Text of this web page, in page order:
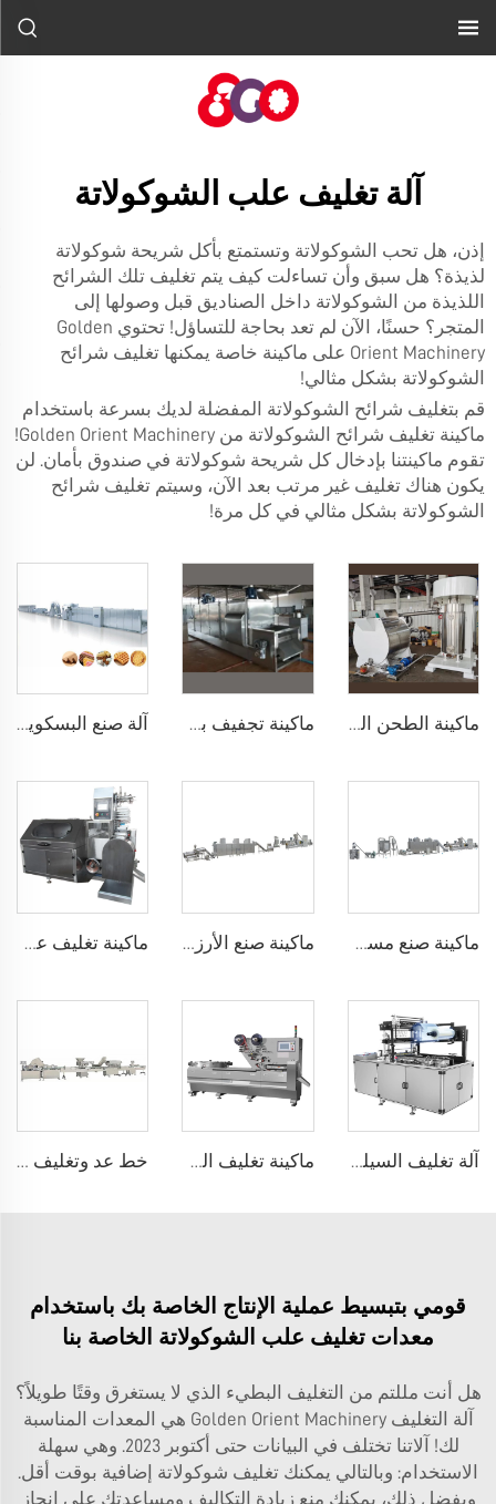
آلة تغليف علب الشوكولاتة
إذن، هل تحب الشوكولاتة وتستمتع بأكل شريحة شوكولاتة
لذيذة؟ هل سبق وأن تساءلت كيف يتم تغليف تلك الشرائح
اللذيذة من الشوكولاتة داخل الصناديق قبل وصولها إلى
المتجر؟ حسنًا، الآن لم تعد بحاجة للتساؤل! تحتوي Golden
Orient Machinery على ماكينة خاصة يمكنها تغليف شرائح
الشوكولاتة بشكل مثالي!
قم بتغليف شرائح الشوكولاتة المفضلة لديك بسرعة باستخدام
ماكينة تغليف شرائح الشوكولاتة من Golden Orient Machinery!
تقوم ماكينتنا بإدخال كل شريحة شوكولاتة في صندوق بأمان. لن
يكون هناك تغليف غير مرتب بعد الآن، وسيتم تغليف شرائح
الشوكولاتة بشكل مثالي في كل مرة!
ماكينة الطحن الكروي للشوكولاتة ماكينة الطحن الكروي للشوكولاتة مع الكونش ماكينة تجفيف بذور الكاكاو ماكينة طحن مسحوق الكاكاو ماكينات ضغط الكاكاو آلة صنع البسكويت
ماكينة صنع مسحوق الأرز للأطفال ماكينة صنع الأرز المنفوخ، كرات الأرز، وشريط الأرز ماكينة تغليف عصي الحلوى
آلة تغليف السيلوفان ماكينة تغليف الحلوى، العلكة أو وسادة الشوكولاتة خط عد وتغليف العلكة أو الحلوى المسحوقة
قومي بتبسيط عملية الإنتاج الخاصة بك باستخدام
معدات تغليف علب الشوكولاتة الخاصة بنا
هل أنت مللتم من التغليف البطيء الذي لا يستغرق وقتًا طويلاً؟
آلة التغليف Golden Orient Machinery هي المعدات المناسبة
لك! آلاتنا تختلف في البيانات حتى أكتوبر 2023. وهي سهلة
الاستخدام: وبالتالي يمكنك تغليف شوكولاتة إضافية بوقت أقل.
وبفضل ذلك، يمكنك منع زيادة التكاليف ومساعدتك على إنجاز